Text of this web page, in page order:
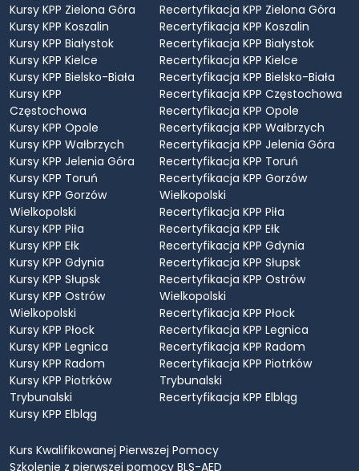
Kursy KPP Zielona Góra
Kursy KPP Koszalin
Kursy KPP Białystok
Kursy KPP Kielce
Kursy KPP Bielsko-Biała
Kursy KPP
Częstochowa
Kursy KPP Opole
Kursy KPP Wałbrzych
Kursy KPP Jelenia Góra
Kursy KPP Toruń
Kursy KPP Gorzów
Wielkopolski
Kursy KPP Piła
Kursy KPP Ełk
Kursy KPP Gdynia
Kursy KPP Słupsk
Kursy KPP Ostrów
Wielkopolski
Kursy KPP Płock
Kursy KPP Legnica
Kursy KPP Radom
Kursy KPP Piotrków
Trybunalski
Kursy KPP Elbląg
Recertyfikacja KPP Zielona Góra
Recertyfikacja KPP Koszalin
Recertyfikacja KPP Białystok
Recertyfikacja KPP Kielce
Recertyfikacja KPP Bielsko-Biała
Recertyfikacja KPP Częstochowa
Recertyfikacja KPP Opole
Recertyfikacja KPP Wałbrzych
Recertyfikacja KPP Jelenia Góra
Recertyfikacja KPP Toruń
Recertyfikacja KPP Gorzów
Wielkopolski
Recertyfikacja KPP Piła
Recertyfikacja KPP Ełk
Recertyfikacja KPP Gdynia
Recertyfikacja KPP Słupsk
Recertyfikacja KPP Ostrów
Wielkopolski
Recertyfikacja KPP Płock
Recertyfikacja KPP Legnica
Recertyfikacja KPP Radom
Recertyfikacja KPP Piotrków
Trybunalski
Recertyfikacja KPP Elbląg
Kurs Kwalifikowanej Pierwszej Pomocy
Szkolenie z pierwszej pomocy BLS-AED